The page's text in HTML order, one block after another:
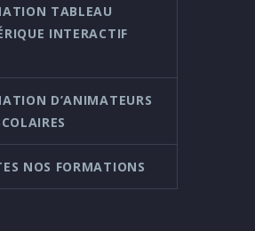
TABLEAU
INTERACTIF
D’ANIMATEURS
NOS FORMATIONS